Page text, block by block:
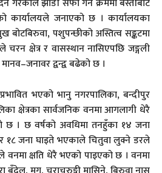
गरेकोले झाडी सफा गर्ने क्रममा बस्तीबाट
कार्यालयले जनाएको छ । कार्यालयका
बोटबिरुवा, पशुपन्छीको अस्तित्व सङ्कटमा
क्षेत्र र वासस्थान नासिएपछि जङ्गली
द्वन्द्व बढेको छ ।
भएको भानु नगरपालिका, बन्दीपुर
क्षेत्रका सार्वजनिक वनमा आगलागी धेरै
छ । छ वर्षको अवधिमा तनहुँका १४ जना
१८ जना घाइते भएकाले चितुवा लुक्ने डरले
वनमा क्षति धेरै भएको पाइएको छ । वनमा